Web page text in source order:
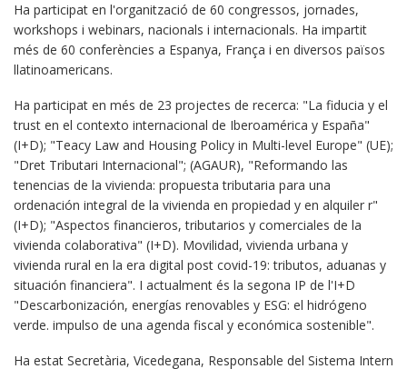
Ha participat en l'organització de 60 congressos, jornades,
workshops i webinars, nacionals i internacionals. Ha impartit
més de 60 conferències a Espanya, França i en diversos països
llatinoamericans.
Ha participat en més de 23 projectes de recerca: "La fiducia y el
trust en el contexto internacional de Iberoamérica y España"
(I+D); "Teacy Law and Housing Policy in Multi-level Europe" (UE);
"Dret Tributari Internacional"; (AGAUR), "Reformando las
tenencias de la vivienda: propuesta tributaria para una
ordenación integral de la vivienda en propiedad y en alquiler r"
(I+D); "Aspectos financieros, tributarios y comerciales de la
vivienda colaborativa" (I+D). Movilidad, vivienda urbana y
vivienda rural en la era digital post covid-19: tributos, aduanas y
situación financiera". I actualment és la segona IP de l'I+D
"Descarbonización, energías renovables y ESG: el hidrógeno
verde. impulso de una agenda fiscal y económica sostenible".
Ha estat Secretària, Vicedegana, Responsable del Sistema Intern